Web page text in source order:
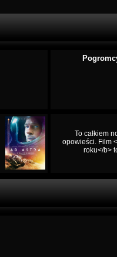
To całkiem
opowieści. Film
roku</b>